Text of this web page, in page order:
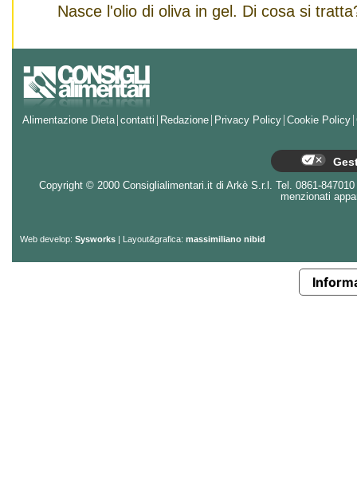
Nasce l'olio di oliva in gel. Di cosa si
Alimentazione Dieta contatti Redazione Privacy Policy Cookie Policy
Copyright © 2000 Consiglialimentari.it di Arkè S.r.l. Tel. 0861-
menzionati
Web develop: Sysworks | Layout&grafica: massimiliano nibid